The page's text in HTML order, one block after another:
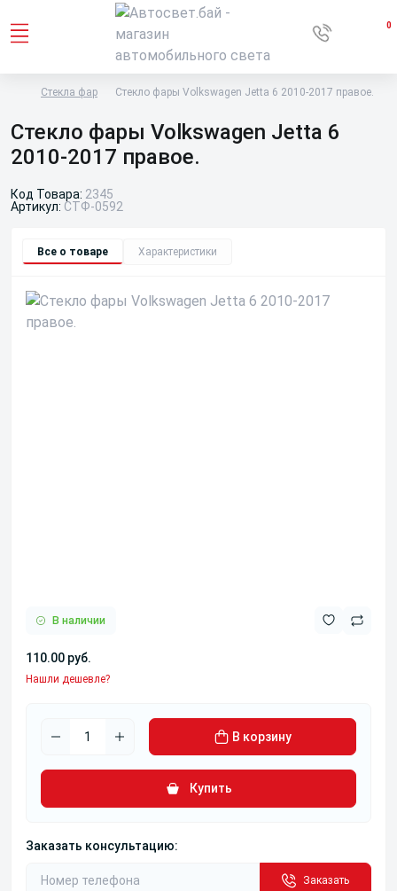
0
Стекла фар Стекло фары Volkswagen Jetta 6 2010-2017 правое.
Стекло фары Volkswagen Jetta 6
2010-2017 правое.
Код Товара: 2345
Артикул: СТФ-0592
Все о товаре Характеристики
В наличии
110.00 руб.
Нашли дешевле?
В корзину
Купить
Заказать консультацию:
Заказать